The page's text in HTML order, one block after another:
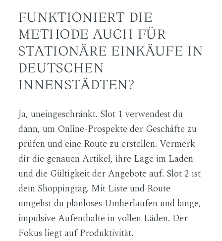
FUNKTIONIERT DIE
METHODE AUCH FÜR
STATIONÄRE EINKÄUFE IN
DEUTSCHEN
INNENSTÄDTEN?
Ja, uneingeschränkt. Slot 1 verwendest du
dann, um Online-Prospekte der Geschäfte zu
prüfen und eine Route zu erstellen. Vermerk
dir die genauen Artikel, ihre Lage im Laden
und die Gültigkeit der Angebote auf. Slot 2 ist
dein Shoppingtag. Mit Liste und Route
umgehst du planloses Umherlaufen und lange,
impulsive Aufenthalte in vollen Läden. Der
Fokus liegt auf Produktivität.